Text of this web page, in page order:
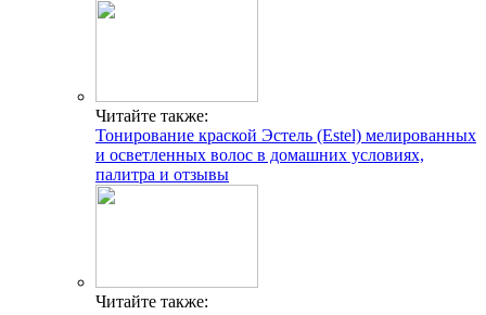
Читайте также:
Тонирование краской Эстель (Estel) мелированных
и осветленных волос в домашних условиях,
палитра и отзывы
Читайте также: